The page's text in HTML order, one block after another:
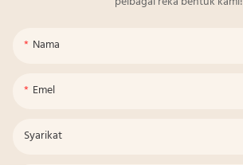
Nama
Emel
Syarikat